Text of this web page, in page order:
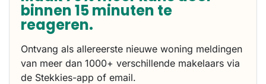
binnen 15 minuten te
reageren.
Ontvang als allereerste nieuwe woning meldingen
van meer dan 1000+ verschillende makelaars via
de Stekkies-app of email.